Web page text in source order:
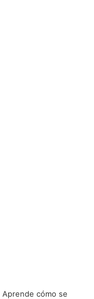
Aprende cómo se